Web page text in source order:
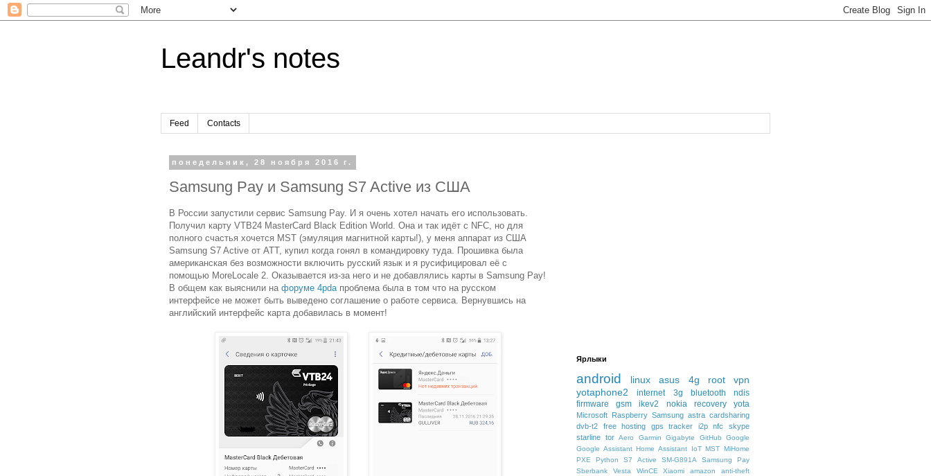
Leandr's notes
Feed Contacts
понедельник, 28 ноября 2016 г.
Samsung Pay и Samsung S7 Active из США
В России запустили сервис Samsung Pay. И я очень хотел начать его использовать.
Получил карту VTB24 MasterCard Black Edition World. Она и так идёт с NFC, но для
полного счастья хочется MST (эмуляция магнитной карты!), у меня аппарат из США
Samsung S7 Active от ATT, купил когда гонял в командировку туда. Прошивка была
американская без возможности включить русский язык и я русифицировал её с
помощью MoreLocale 2. Оказывается из-за него и не добавлялись карты в Samsung Pay!
В общем как выяснили на форуме 4pdaпроблема была в том что на русском
интерфейсе не может быть выведено соглашение о работе сервиса. Вернувшись на
английский интерфейс карта добавилась в момент!
Ярлыки
android linux asus 4g root
vpn
yotaphone2
internet 3g bluetooth
ndis
firmware
gsm ikev2 nokia recovery yota
Microsoft Raspberry Samsung astra cardsharing
dvb-t2
free hosting gps tracker i2p nfc
skype
starline tor Aero Garmin Gigabyte GitHub
Google
Google Assistant Home Assistant IoT MST
MiHome
PXE
Python S7 Active SM-G891A
Samsung Pay
Sberbank
Vesta WinCE Xiaomi amazon
anti-theft